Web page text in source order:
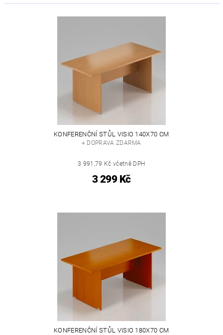
KONFERENČNÍ STŮL VISIO 140X70 CM
+ DOPRAVA ZDARMA
3 991,79 Kč včetně DPH
3 299 Kč
KONFERENČNÍ STŮL VISIO 180X70 CM